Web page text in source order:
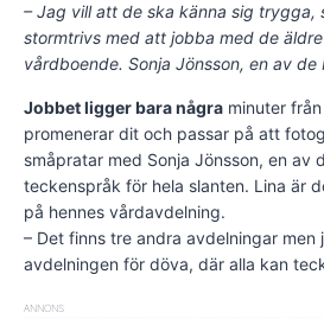
– Jag vill att de ska känna sig trygga,
stormtrivs med att jobba med de
vårdboende. Sonja Jönsson, en av
Jobbet ligger bara några minuter
promenerar dit och passar på att
småpratar med Sonja Jönsson, en av
teckenspråk för hela slanten. Lina är
på hennes vårdavdelning.
– Det finns tre andra avdelningar men
avdelningen för döva, där alla kan
ANNONS